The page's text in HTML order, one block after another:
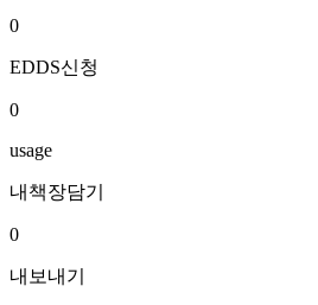
0
EDDS신청
0
usage
내책장담기
0
내보내기